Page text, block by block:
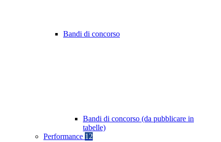
Bandi di concorso
Bandi di concorso (da pubblicare in
tabelle)
Performance 12